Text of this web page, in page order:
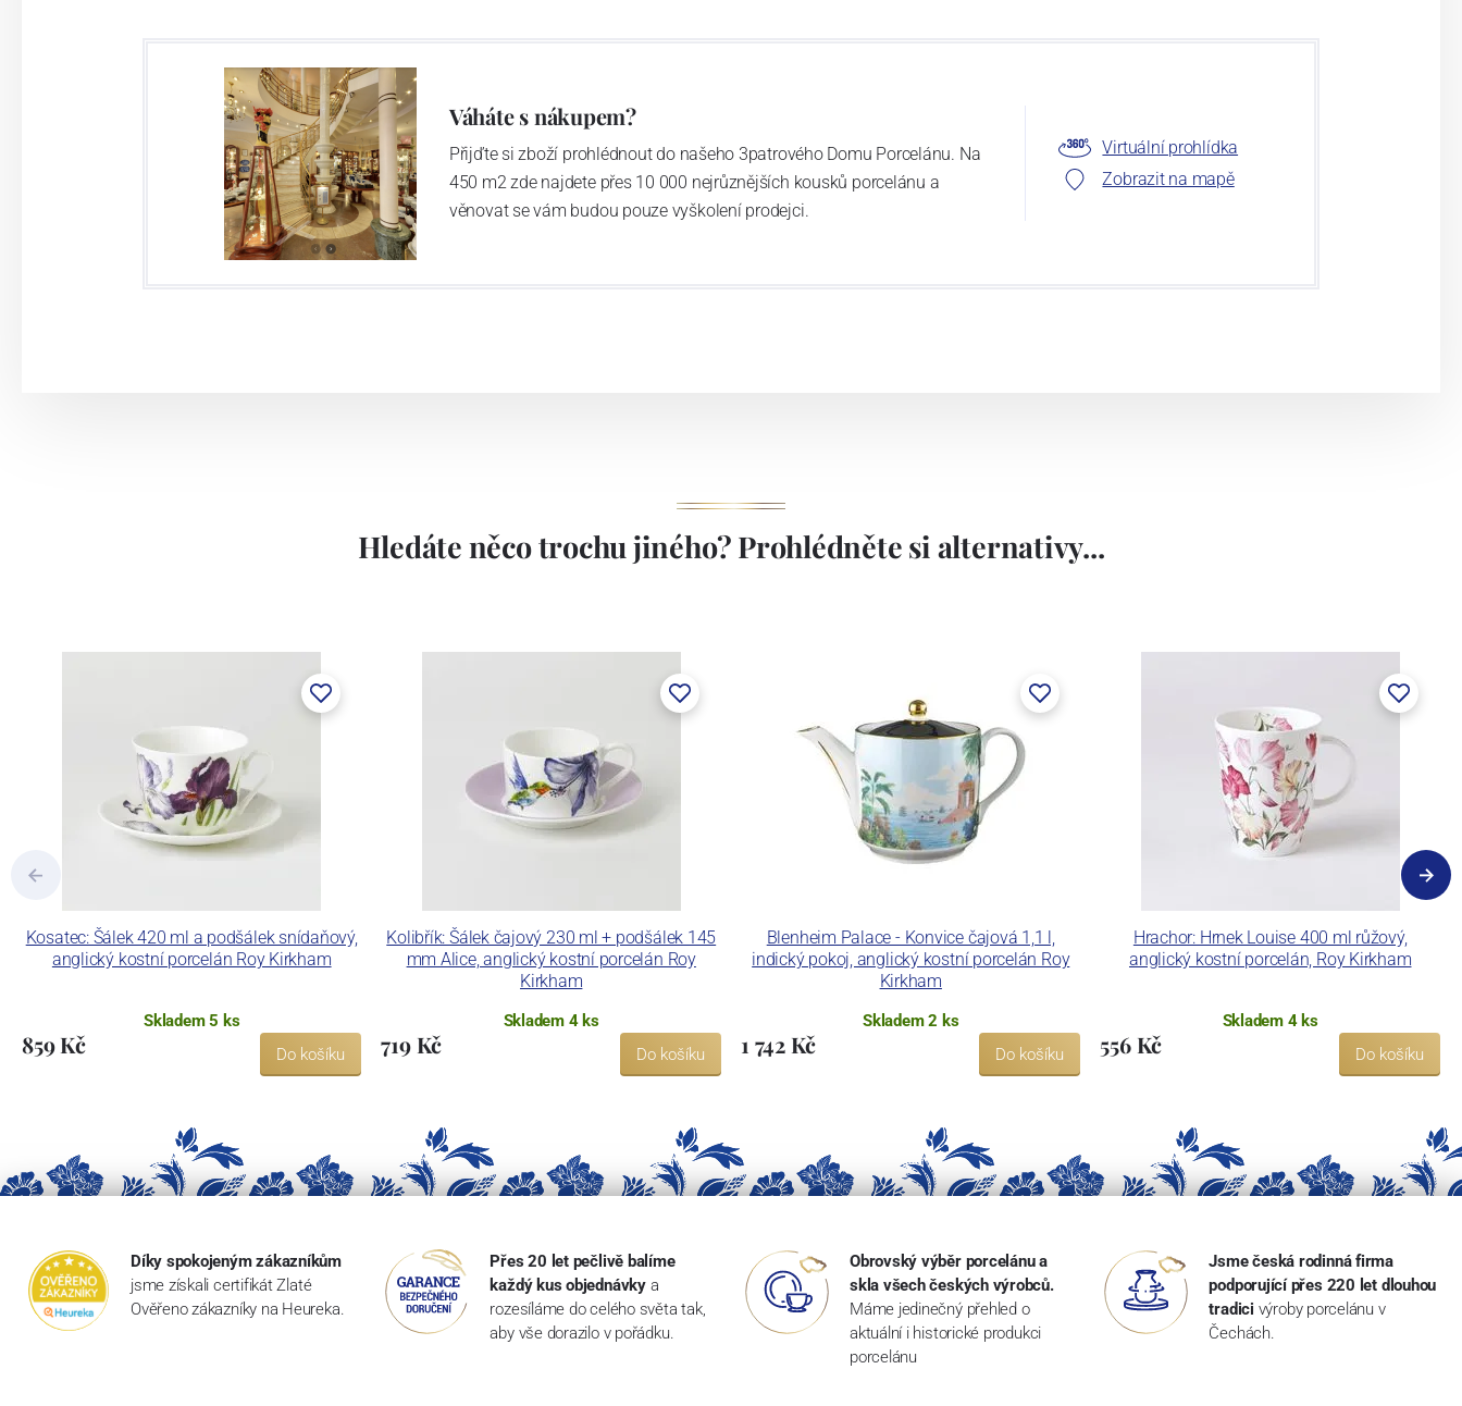
Váháte s nákupem?
Přijďte si zboží prohlédnout do našeho 3patrového Domu Porcelánu. Na
450 m2 zde najdete přes 10 000 nejrůznějších kousků porcelánu a
věnovat se vám budou pouze vyškolení prodejci.
Virtuální prohlídka
Zobrazit na mapě
Hledáte něco trochu jiného? Prohlédněte si alternativy...
Kosatec: Šálek 420 ml a podšálek snídaňový,
anglický kostní porcelán Roy Kirkham
Skladem 5 ks
859 Kč Do košíku
Kolibřík: Šálek čajový 230 ml + podšálek 145
mm Alice, anglický kostní porcelán Roy
Kirkham
Skladem 4 ks
719 Kč Do košíku
Blenheim Palace - Konvice čajová 1,1 l,
indický pokoj, anglický kostní porcelán Roy
Kirkham
Skladem 2 ks
1 742 Kč Do košíku
Hrachor: Hrnek Louise 400 ml růžový,
anglický kostní porcelán, Roy Kirkham
Skladem 4 ks
556 Kč Do košíku
Díky spokojeným zákazníkům
jsme získali certifikát Zlaté
Ověřeno zákazníky na Heureka.
Přes 20 let pečlivě balíme
každý kus objednávky a
rozesíláme do celého světa tak,
aby vše dorazilo v pořádku.
Obrovský výběr porcelánu a
skla všech českých výrobců.
Máme jedinečný přehled o
aktuální i historické produkci
porcelánu
Jsme česká rodinná firma
podporující přes 220 let dlouhou
tradici výroby porcelánu v
Čechách.